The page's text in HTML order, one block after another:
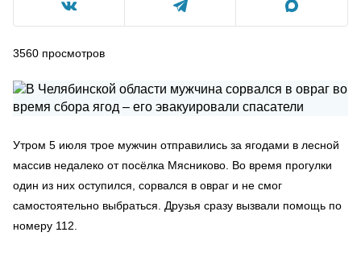
3560 просмотров
Утром 5 июля трое мужчин отправились за ягодами в лесной
массив недалеко от посёлка Мясниково. Во время прогулки
один из них оступился, сорвался в овраг и не смог
самостоятельно выбраться. Друзья сразу вызвали помощь по
номеру 112.